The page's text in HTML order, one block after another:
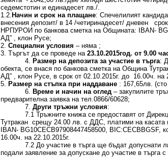
седемстотин и единадесет лв./.
1.2. Начин и срок на плащане: Спечелилият
внесения депозит/ в 14 /четиринадесет/ дневен
НРПУРОИ по банкова сметка на Общината: IBAN-
АД” , клон Русе;
2. Специални условия – няма ;
3. Търгът да се проведе на 23.10.2015год. от 9.00
4. Размер на депозита за участие в търга:
обекта, се внася по банкова сметка на Община
АД” , клон Русе, в срок от 02.10.2015г. до 16.00ч. на
5. Размер на стъпка при наддаване : 167,65лв.
6. Време и начин на оглед – закупилите
предварителна заявка на тел.0866/60628;
7. Други тръжни условия:
7.1 Тръжните книжа се предоставят от
Тутракан срещу 24.00 лв. с ДДС, платими на
IBAN- BG10СЕСB97908447458500, BIC:CECBBGSF,
16.00ч. на 22.10.2015г.
7.2 До участие в търга ще бъдат допуснати
подали заявление за допускане до участие в търга